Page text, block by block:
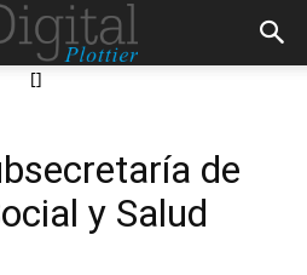
[]
de
y Salud